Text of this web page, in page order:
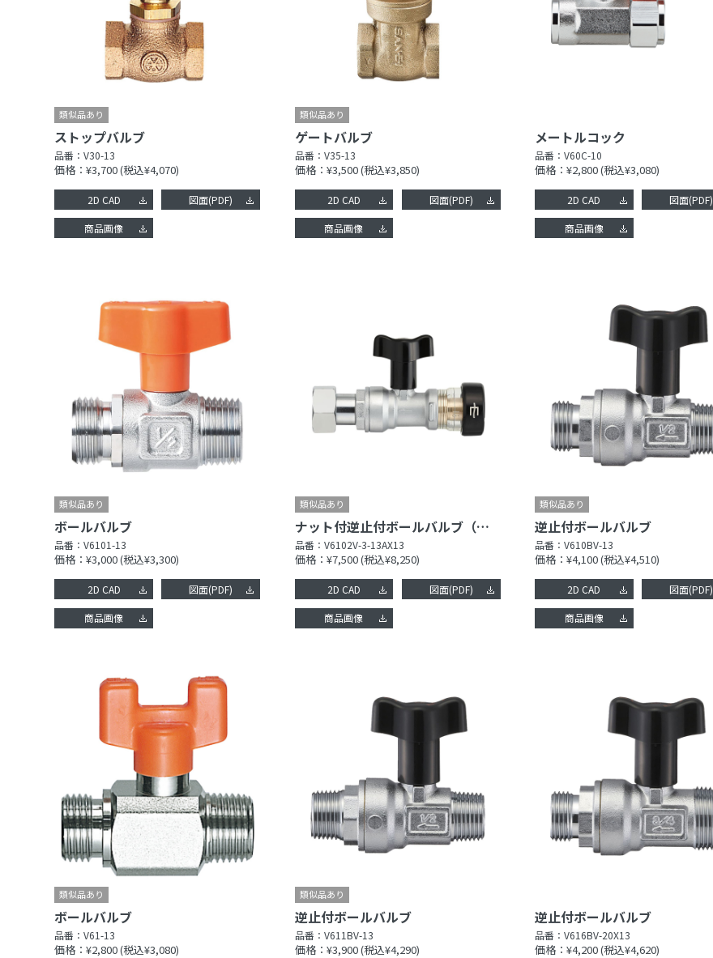
ストップバルブ
品番：V30-13
価格：¥3,700(税込¥4,070)
2D CAD 図面(PDF)
商品画像
ゲートバルブ
品番： V35-13
価格：¥3,500(税込¥3,850)
2D CAD 図面(PDF)
商品画像
メートルコック
品番： V60C-10
価格：¥2,800(税込¥3,080)
2D CAD 図面(PDF)
商品画像
ボールバルブ
品番：V6101-13
価格：¥3,000(税込¥3,300)
2D CAD 図面(PDF)
商品画像
ナット付逆止付ボールバルブ（ワンタッチ）
品番： V6102V-3-13AX13
価格：¥7,500(税込¥8,250)
2D CAD 図面(PDF)
商品画像
逆止付ボールバルブ
品番： V610BV-13
価格：¥4,100(税込¥4,510)
2D CAD 図面(PDF)
商品画像
ボールバルブ
品番：V61-13
価格：¥2,800(税込¥3,080)
逆止付ボールバルブ
品番： V611BV-13
価格：¥3,900(税込¥4,290)
逆止付ボールバルブ
品番： V616BV-20X13
価格：¥4,200(税込¥4,620)